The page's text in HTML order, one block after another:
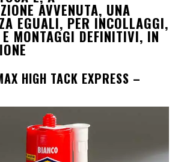
AVVENUTA, UNA
EGUALI, PER INCOLLAGGI,
MONTAGGI DEFINITIVI, IN
HIGH TACK EXPRESS –